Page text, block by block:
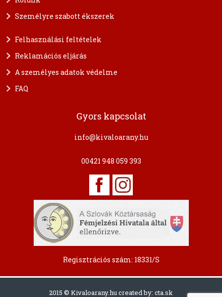
Személyre szabott ékszerek
Felhasználási feltételek
Reklamációs eljárás
A személyes adatok védelme
FAQ
Gyors kapcsolat
info@kivaloarany.hu
00421 948 059 393
Regisztrációs szám: 18331/S
2015 © Kivaloarany.hu created by: cta.sk